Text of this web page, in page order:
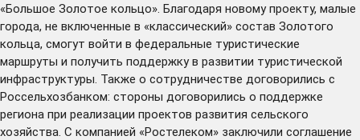
«Большое Золотое кольцо». Благодаря новому проекту, малые
города, не включенные в «классический» состав Золотого
кольца, смогут войти в федеральные туристические
маршруты и получить поддержку в развитии туристической
инфраструктуры. Также о сотрудничестве договорились с
Россельхозбанком: стороны договорились о поддержке
региона при реализации проектов развития сельского
хозяйства. С компанией «Ростелеком» заключили соглашение